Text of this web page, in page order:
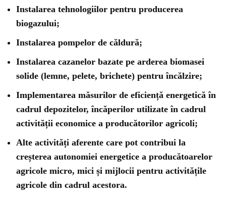
Instalarea tehnologiilor pentru producerea
biogazului;
Instalarea pompelor de căldură;
Instalarea cazanelor bazate pe arderea biomasei
solide (lemne, pelete, brichete) pentru încălzire;
Implementarea măsurilor de eficiență energetică în
cadrul depozitelor, încăperilor utilizate în cadrul
activității economice a producătorilor agricoli;
Alte activități aferente care pot contribui la
creșterea autonomiei energetice a producătoarelor
agricole micro, mici și mijlocii pentru activitățile
agricole din cadrul acestora.